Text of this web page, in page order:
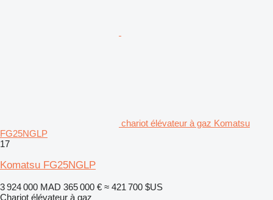
chariot élévateur à gaz Komatsu
FG25NGLP
17
Komatsu FG25NGLP
3 924 000 MAD 365 000 € ≈ 421 700 $US
Chariot élévateur à gaz